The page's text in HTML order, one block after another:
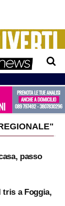
passo
tris a Foggia,